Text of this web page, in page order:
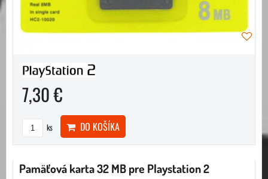
7,30 €
ks DO KOŠÍKA
Pamäťová karta 32 MB pre Playstation 2